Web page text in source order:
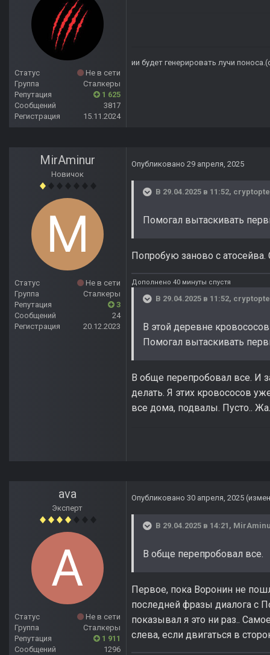
Статус
Не в сети
Группа
Сталкеры
Репутация
1 625
Сообщений
3817
Регистрация
15.11.2024
ии будет генерировать лучи
MirAminur
Новичок
Статус
Не в сети
Группа
Сталкеры
Репутация
3
Сообщений
24
Регистрация
20.12.2023
Опубликовано 29 апреля, 2025
В 29.04.2025 в 11:52,
Помогал вытаскивать
Попробую заново с атосейва.
Дополнено 40 минуты спустя
В 29.04.2025 в 11:52,
В этой деревне
Помогал вытаскивать
В обще перепробовал все. И
делать. Я этих кровососов
все дома, подвалы. Пусто..
ava
Эксперт
Статус
Не в сети
Группа
Сталкеры
Репутация
1 911
Сообщений
1296
Опубликовано 30 апреля, 2025
В 29.04.2025 в 14:21,
В обще перепробовал все.
Первое, пока Воронин не
последней фразы диалога с
показывал я это ни раз..
слева, если двигаться в